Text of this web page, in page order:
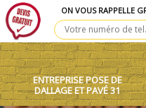
ON VOUS RAPPELLE
ENTREPRISE POSE DE
DALLAGE ET PAVÉ 31